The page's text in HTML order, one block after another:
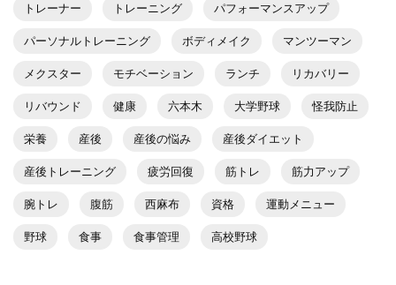
トレーナー トレーニング パフォーマンスアップ
パーソナルトレーニング ボディメイク マンツーマン
メクスター モチベーション ランチ リカバリー
リバウンド 健康 六本木 大学野球 怪我防止
栄養 産後 産後の悩み 産後ダイエット
産後トレーニング 疲労回復 筋トレ 筋力アップ
腕トレ 腹筋 西麻布 資格 運動メニュー
野球 食事 食事管理 高校野球